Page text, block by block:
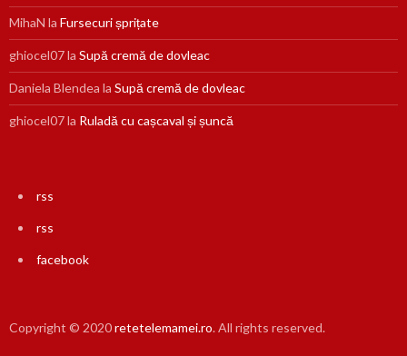
MihaN la Fursecuri șprițate
ghiocel07la Supă cremă de dovleac
Daniela Blendea la Supă cremă de dovleac
ghiocel07la Ruladă cu cașcaval și șuncă
rss
rss
facebook
Copyright © 2020retetelemamei.ro. All rights reserved.